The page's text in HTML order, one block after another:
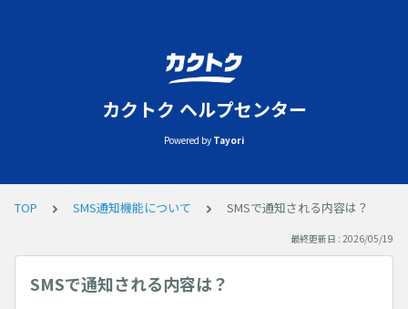
カクトク ヘルプセンター
Powered by Tayori
TOP SMS通知機能について SMSで通知される内容は？
最終更新日 : 2026/05/19
SMSで通知される内容は？